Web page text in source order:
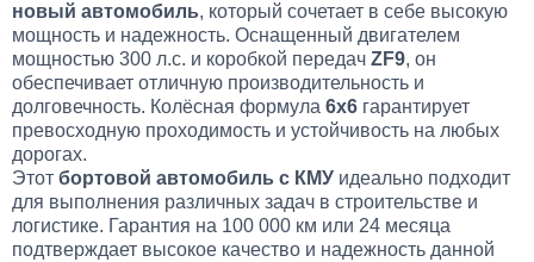
новый автомобиль, который сочетает в себе высокую
мощность и надежность. Оснащенный двигателем
мощностью 300 л.с. и коробкой передач ZF9, он
обеспечивает отличную производительность и
долговечность. Колёсная формула 6х6 гарантирует
превосходную проходимость и устойчивость на любых
дорогах.
Этот бортовой автомобиль с КМУ идеально подходит
для выполнения различных задач в строительстве и
логистике. Гарантия на 100 000 км или 24 месяца
подтверждает высокое качество и надежность данной